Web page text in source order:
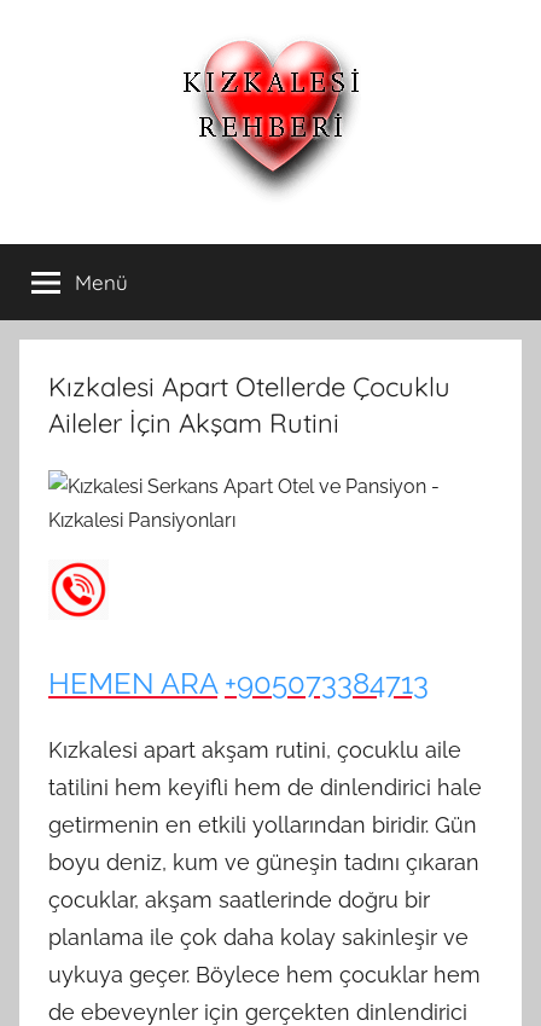
Kızkalesi
Otelleri
ve
Kızkalesi
Pansiyonları
Pansiyon,Otel
ve
Apart
Oteller
Menü
Kızkalesi Apart Otellerde Çocuklu
Aileler İçin Akşam Rutini
HEMEN ARA +905073384713
Kızkalesi apart akşam rutini, çocuklu aile
tatilini hem keyifli hem de dinlendirici hale
getirmenin en etkili yollarından biridir. Gün
boyu deniz, kum ve güneşin tadını çıkaran
çocuklar, akşam saatlerinde doğru bir
planlama ile çok daha kolay sakinleşir ve
uykuya geçer. Böylece hem çocuklar hem
de ebeveynler için gerçekten dinlendirici